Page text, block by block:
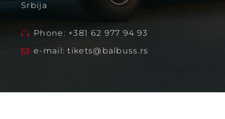
Srbija
Phone: +381 62 977 94 93
e-mail: tikets@balbuss.rs